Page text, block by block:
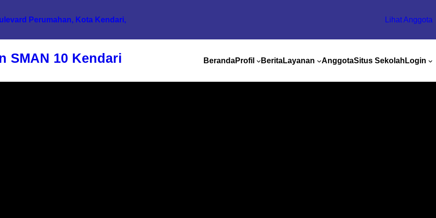
Perumahan, Kota Kendari, Lihat Anggota
SMAN 10 Kendari BerandaProfil BeritaLayanan AnggotaSitus Sekolah Login